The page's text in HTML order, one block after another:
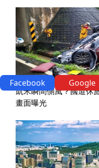
凱米瞬間側風？國道休
畫面曝光
Facebook Google